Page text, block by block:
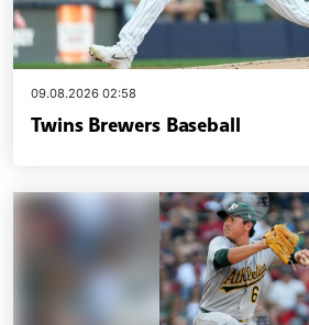
09.08.2026 02:58
Twins Brewers Baseball